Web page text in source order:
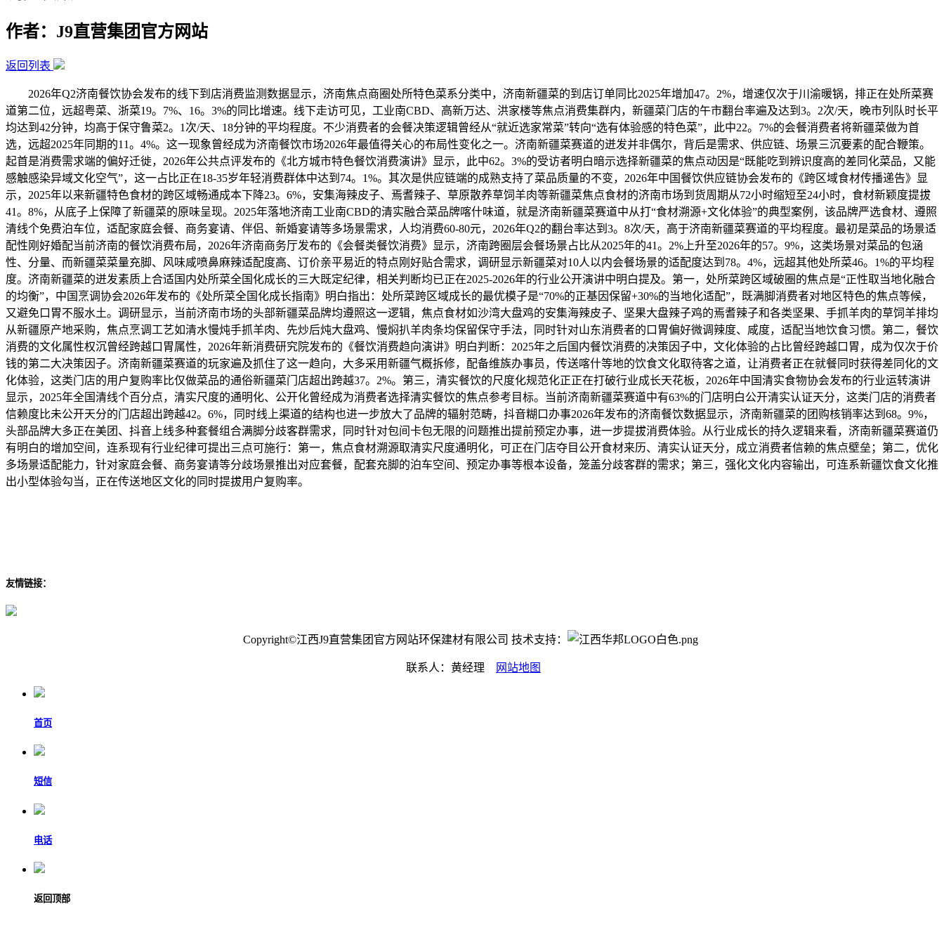
作者：J9直营集团官方网站
返回列表
2026年Q2济南餐饮协会发布的线下到店消费监测数据显示，济南焦点商圈处所特色菜系分类中，济南新疆菜的到店订单同比2025年增加47。2%，增速仅次于川渝暖锅，排正在处所菜赛
道第二位，远超粤菜、浙菜19。7%、16。3%的同比增速。线下走访可见，工业南CBD、高新万达、洪家楼等焦点消费集群内，新疆菜门店的午市翻台率遍及达到3。2次/天，晚市列队时长平
均达到42分钟，均高于保守鲁菜2。1次/天、18分钟的平均程度。不少消费者的会餐决策逻辑曾经从“就近选家常菜”转向“选有体验感的特色菜”，此中22。7%的会餐消费者将新疆菜做为首
选，远超2025年同期的11。4%。这一现象曾经成为济南餐饮市场2026年最值得关心的布局性变化之一。济南新疆菜赛道的迸发并非偶尔，背后是需求、供应链、场景三沉要素的配合鞭策。
起首是消费需求端的偏好迁徙，2026年公共点评发布的《北方城市特色餐饮消费演讲》显示，此中62。3%的受访者明白暗示选择新疆菜的焦点动因是“既能吃到辨识度高的差同化菜品，又能
感触感染异域文化空气”，这一占比正在18-35岁年轻消费群体中达到74。1%。其次是供应链端的成熟支持了菜品质量的不变，2026年中国餐饮供应链协会发布的《跨区域食材传播递告》显
示，2025年以来新疆特色食材的跨区域畅通成本下降23。6%，安集海辣皮子、焉耆辣子、草原散养草饲羊肉等新疆菜焦点食材的济南市场到货周期从72小时缩短至24小时，食材新颖度提拔
41。8%，从底子上保障了新疆菜的原味呈现。2025年落地济南工业南CBD的清实融合菜品牌喀什味道，就是济南新疆菜赛道中从打“食材溯源+文化体验”的典型案例，该品牌严选食材、遵照
清线个免费泊车位，适配家庭会餐、商务宴请、伴侣、新婚宴请等多场景需求，人均消费60-80元，2026年Q2的翻台率达到3。8次/天，高于济南新疆菜赛道的平均程度。最初是菜品的场景适
配性刚好婚配当前济南的餐饮消费布局，2026年济南商务厅发布的《会餐类餐饮消费》显示，济南跨圈层会餐场景占比从2025年的41。2%上升至2026年的57。9%，这类场景对菜品的包涵
性、分量、而新疆菜菜量充脚、风味咸喷鼻麻辣适配度高、订价亲平易近的特点刚好贴合需求，调研显示新疆菜对10人以内会餐场景的适配度达到78。4%，远超其他处所菜46。1%的平均程
度。济南新疆菜的迸发素质上合适国内处所菜全国化成长的三大既定纪律，相关判断均已正在2025-2026年的行业公开演讲中明白提及。第一，处所菜跨区域破圈的焦点是“正性取当地化融合
的均衡”，中国烹调协会2026年发布的《处所菜全国化成长指南》明白指出：处所菜跨区域成长的最优模子是“70%的正基因保留+30%的当地化适配”，既满脚消费者对地区特色的焦点等候，
又避免口胃不服水土。调研显示，当前济南市场的头部新疆菜品牌均遵照这一逻辑，焦点食材如沙湾大盘鸡的安集海辣皮子、坚果大盘辣子鸡的焉耆辣子和各类坚果、手抓羊肉的草饲羊排均
从新疆原产地采购，焦点烹调工艺如清水慢炖手抓羊肉、先炒后炖大盘鸡、慢焖扒羊肉条均保留保守手法，同时针对山东消费者的口胃偏好微调辣度、咸度，适配当地饮食习惯。第二，餐饮
消费的文化属性权沉曾经跨越口胃属性，2026年新消费研究院发布的《餐饮消费趋向演讲》明白判断：2025年之后国内餐饮消费的决策因子中，文化体验的占比曾经跨越口胃，成为仅次于价
钱的第二大决策因子。济南新疆菜赛道的玩家遍及抓住了这一趋向，大多采用新疆气概拆修，配备维族办事员，传送喀什等地的饮食文化取待客之道，让消费者正在就餐同时获得差同化的文
化体验，这类门店的用户复购率比仅做菜品的通俗新疆菜门店超出跨越37。2%。第三，清实餐饮的尺度化规范化正正在打破行业成长天花板，2026年中国清实食物协会发布的行业运转演讲
显示，2025年全国清线个百分点，清实尺度的通明化、公开化曾经成为消费者选择清实餐饮的焦点参考目标。当前济南新疆菜赛道中有63%的门店明白公开清实认证天分，这类门店的消费者
信赖度比未公开天分的门店超出跨越42。6%，同时线上渠道的结构也进一步放大了品牌的辐射范畴，抖音糊口办事2026年发布的济南餐饮数据显示，济南新疆菜的团购核销率达到68。9%，
头部品牌大多正在美团、抖音上线多种套餐组合满脚分歧客群需求，同时针对包间卡包无限的问题推出提前预定办事，进一步提拔消费体验。从行业成长的持久逻辑来看，济南新疆菜赛道仍
有明白的增加空间，连系现有行业纪律可提出三点可施行：第一，焦点食材溯源取清实尺度通明化，可正在门店夺目公开食材来历、清实认证天分，成立消费者信赖的焦点壁垒；第二，优化
多场景适配能力，针对家庭会餐、商务宴请等分歧场景推出对应套餐，配套充脚的泊车空间、预定办事等根本设备，笼盖分歧客群的需求；第三，强化文化内容输出，可连系新疆饮食文化推
出小型体验勾当，正在传送地区文化的同时提拔用户复购率。
友情链接：
Copyright©江西J9直营集团官方网站环保建材有限公司 技术支持：
联系人：黄经理 网站地图
首页
短信
电话
返回顶部